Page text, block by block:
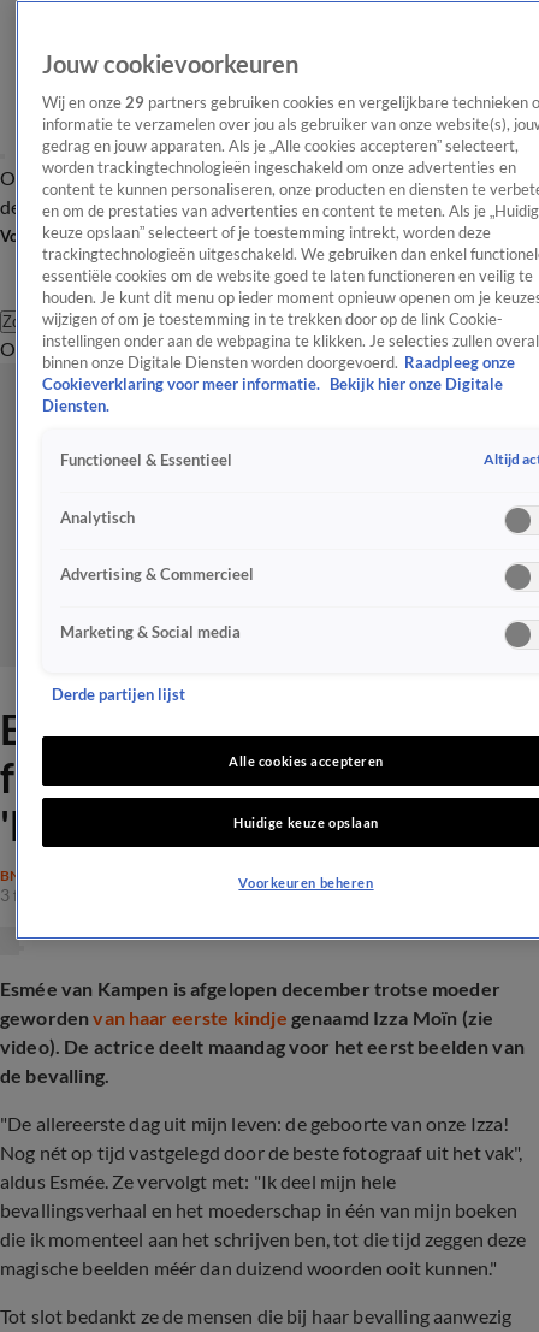
OverzichtAfleveringen Entertainment TV Algemeen
Tip
de redactieNieuwsbrief
Volg Shownieuws
Zoeken
OverzichtEntertainmentSpraakmakendRealityCrimeVideo's
Esmée van Kampen deelt
foto's van bevalling:
'Magisch!'
BN'ERS
3 feb 2025, 10:09
Esmée van Kampen is afgelopen december trotse moeder
geworden van haar eerste kindje genaamd Izza Moïn (zie
video). De actrice deelt maandag voor het eerst beelden van
de bevalling.
"De allereerste dag uit mijn leven: de geboorte van onze Izza!
Nog nét op tijd vastgelegd door de beste fotograaf uit het vak",
aldus Esmée. Ze vervolgt met: "Ik deel mijn hele
bevallingsverhaal en het moederschap in één van mijn boeken
die ik momenteel aan het schrijven ben, tot die tijd zeggen deze
magische beelden méér dan duizend woorden ooit kunnen."
Tot slot bedankt ze de mensen die bij haar bevalling aanwezig
Jouw cookievoorkeuren
Wij en onze 29 partners gebruiken cookies en vergelijkbare technieken
informatie te verzamelen over jou als gebruiker van onze website(s),
gedrag en jouw apparaten. Als je „Alle cookies accepteren” selecteert,
worden trackingtechnologieën ingeschakeld om onze advertenties en
content te kunnen personaliseren, onze producten en diensten te
en om de prestaties van advertenties en content te meten. Als je
keuze opslaan” selecteert of je toestemming intrekt, worden deze
trackingtechnologieën uitgeschakeld. We gebruiken dan enkel
essentiële cookies om de website goed te laten functioneren en veilig te
houden. Je kunt dit menu op ieder moment opnieuw openen om je
wijzigen of om je toestemming in te trekken door op de link Cookie-
instellingen onder aan de webpagina te klikken. Je selecties zullen overal
binnen onze Digitale Diensten worden doorgevoerd. Raadpleeg onze
Cookieverklaring voor meer informatie.
Bekijk hier onze Digitale
Diensten.
Functioneel & Essentieel Altijd
Analytisch
Advertising & Commercieel
Marketing & Social media
Derde partijen lijst
Alle cookies accepteren
Huidige keuze opslaan
Voorkeuren beheren